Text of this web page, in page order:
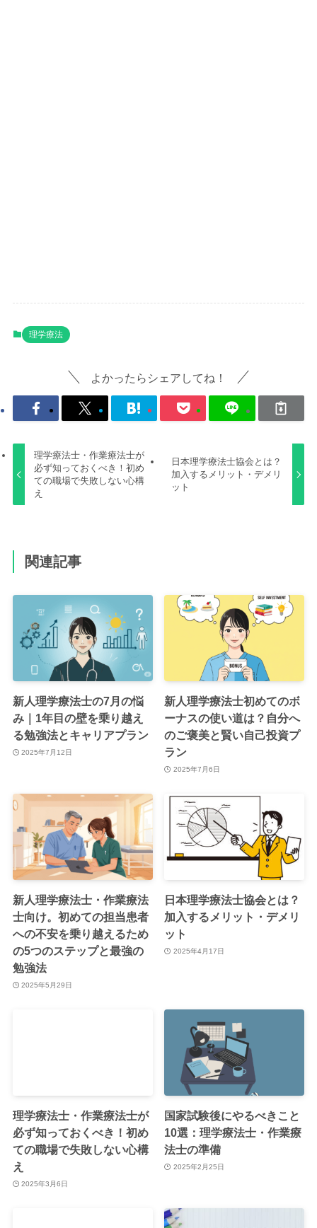
理学療法
よかったらシェアしてね！
理学療法士・作業療法士が
必ず知っておくべき！初め
ての職場で失敗しない心構
え
日本理学療法士協会とは？
加入するメリット・デメリ
ット
関連記事
新人理学療法士の7月の悩
み｜1年目の壁を乗り越え
る勉強法とキャリアプラン
2025年7月12日
新人理学療法士初めてのボ
ーナスの使い道は？自分へ
のご褒美と賢い自己投資プ
ラン
2025年7月6日
新人理学療法士・作業療法
士向け。初めての担当患者
への不安を乗り越えるため
の5つのステップと最強の
勉強法
2025年5月29日
日本理学療法士協会とは？
加入するメリット・デメリ
ット
2025年4月17日
理学療法士・作業療法士が
必ず知っておくべき！初め
ての職場で失敗しない心構
え
2025年3月6日
国家試験後にやるべきこと
10選：理学療法士・作業療
法士の準備
2025年2月25日